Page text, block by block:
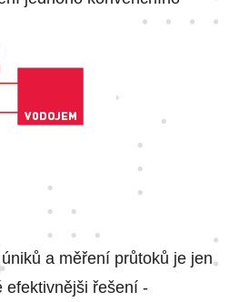
a měření průtoků je jen
efektivnějši řešení -